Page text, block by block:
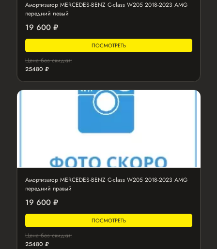
Амортизатор MERCEDES-BENZ C-class W205 2018-2023 AMG
передний левый
19 600 ₽
ПОСМОТРЕТЬ
Цена без скидки:
25480 ₽
Амортизатор MERCEDES-BENZ C-class W205 2018-2023 AMG
передний правый
19 600 ₽
ПОСМОТРЕТЬ
Цена без скидки:
25480 ₽